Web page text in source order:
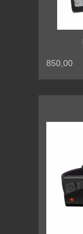
850,00